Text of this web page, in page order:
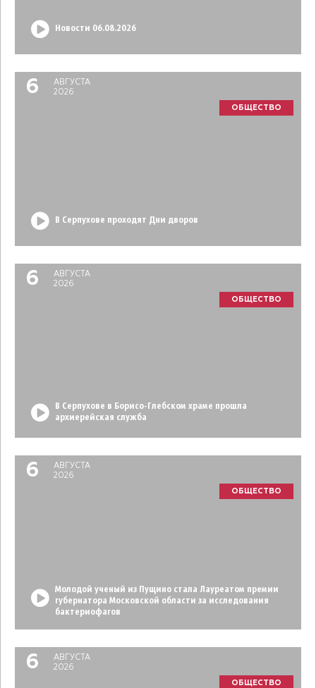
Новости 06.08.2026
6
АВГУСТА
2026
ОБЩЕСТВО
В Серпухове проходят Дни дворов
6
АВГУСТА
2026
ОБЩЕСТВО
В Серпухове в Борисо-Глебском храме прошла
архиерейская служба
6
АВГУСТА
2026
ОБЩЕСТВО
Молодой ученый из Пущино стала Лауреатом премии
губернатора Московской области за исследования
бактериофагов
6
АВГУСТА
2026
ОБЩЕСТВО